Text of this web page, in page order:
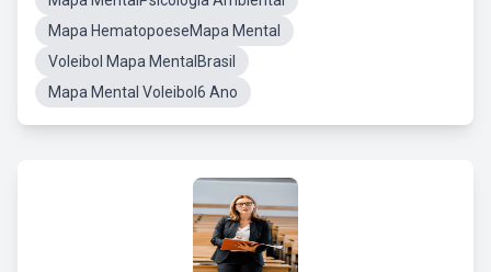
Mapa HematopoeseMapa Mental
Voleibol Mapa MentalBrasil
Mapa Mental Voleibol6 Ano